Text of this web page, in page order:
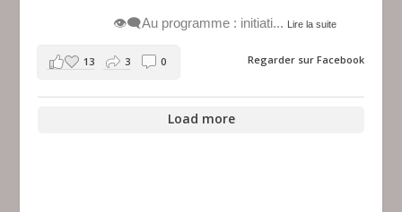
👁️‍🗨️Au programme : initiati... Lire la suite
Regarder sur Facebook
13 3 0
Load more